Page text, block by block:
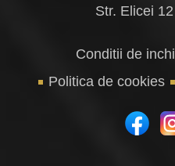
Str. Elicei
Conditii de
Politica de cookies